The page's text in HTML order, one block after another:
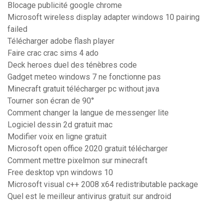
Blocage publicité google chrome
Microsoft wireless display adapter windows 10 pairing
failed
Télécharger adobe flash player
Faire crac crac sims 4 ado
Deck heroes duel des ténèbres code
Gadget meteo windows 7 ne fonctionne pas
Minecraft gratuit télécharger pc without java
Tourner son écran de 90°
Comment changer la langue de messenger lite
Logiciel dessin 2d gratuit mac
Modifier voix en ligne gratuit
Microsoft open office 2020 gratuit télécharger
Comment mettre pixelmon sur minecraft
Free desktop vpn windows 10
Microsoft visual c++ 2008 x64 redistributable package
Quel est le meilleur antivirus gratuit sur android